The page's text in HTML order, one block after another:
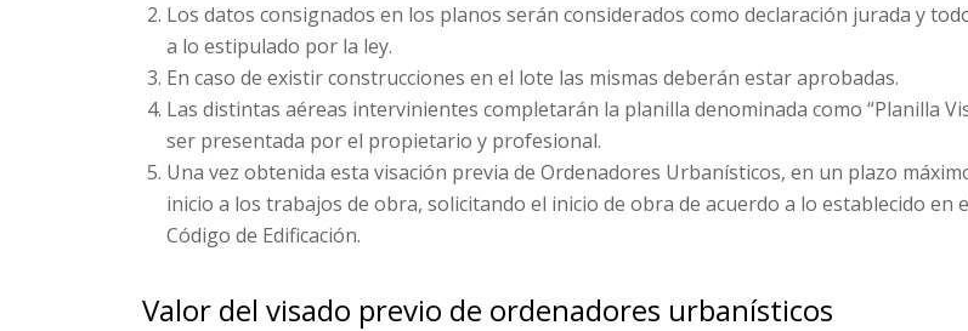
Los datos consignados en los planos serán considerados como declaración jurada y
a lo estipulado por la ley.
En caso de existir construcciones en el lote las mismas deberán estar aprobadas.
Las distintas aéreas intervinientes completarán la planilla denominada como “Planilla
ser presentada por el propietario y profesional.
Una vez obtenida esta visación previa de Ordenadores Urbanísticos, en un plazo
inicio a los trabajos de obra, solicitando el inicio de obra de acuerdo a lo establecido en
Código de Edificación.
Valor del visado previo de ordenadores urbanísticos